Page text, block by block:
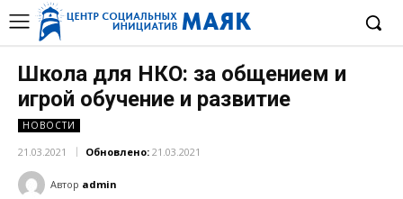
Школа для НКО: за общением и
игрой обучение и развитие
НОВОСТИ
21.03.2021 Обновлено: 21.03.2021
Автор admin